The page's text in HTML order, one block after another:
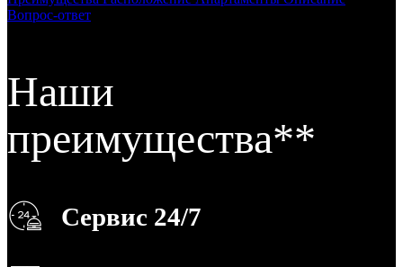
Вопрос-ответ
Наши
преимущества**
Сервис 24/7